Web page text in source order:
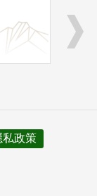
私政策